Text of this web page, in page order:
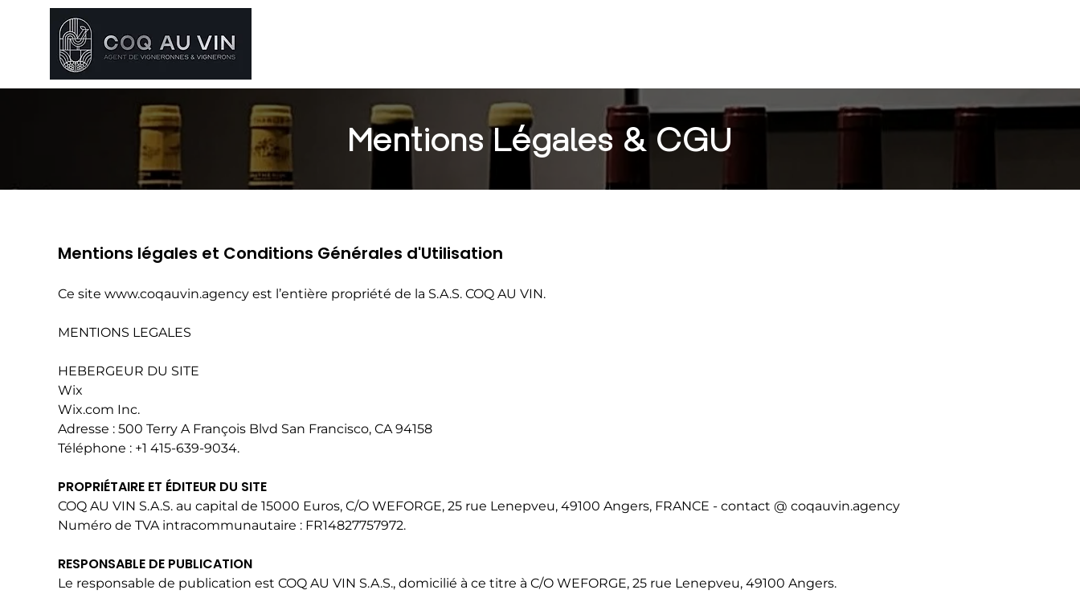
Mentions Légales & CGU
Mentions légales et Conditions Générales d'Utilisation
Ce site www.coqauvin.agency est l’entière propriété de la S.A.S. COQ AU VIN.
MENTIONS LEGALES
HEBERGEUR DU SITE
Wix
Wix.com Inc.
Adresse : 500 Terry A François Blvd San Francisco, CA 94158
Téléphone : +1 415-639-9034.
PROPRIÉTAIRE ET ÉDITEUR DU SITE
COQ AU VIN S.A.S. au capital de 15000 Euros, C/O WEFORGE, 25 rue Lenepveu, 49100 Angers, FRANCE - contact @ coqauvin.agency
Numéro de TVA intracommunautaire : FR14827757972.
RESPONSABLE DE PUBLICATION
Le responsable de publication est COQ AU VIN S.A.S., domicilié à ce titre à C/O WEFORGE, 25 rue Lenepveu, 49100 Angers.